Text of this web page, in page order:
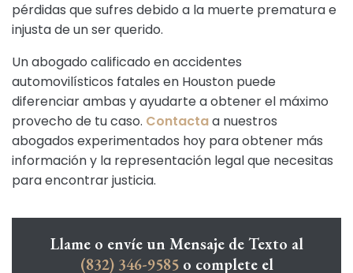
pérdidas que sufres debido a la muerte prematura e
injusta de un ser querido.
Un abogado calificado en accidentes
automovilísticos fatales en Houston puede
diferenciar ambas y ayudarte a obtener el máximo
provecho de tu caso. Contactaa nuestros
abogados experimentados hoy para obtener más
información y la representación legal que necesitas
para encontrar justicia.
Llame o envíe un Mensaje de Texto al
(832) 346-9585o complete el